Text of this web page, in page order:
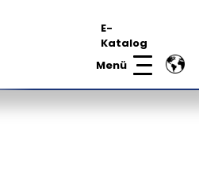
E-
Katalog
Menü